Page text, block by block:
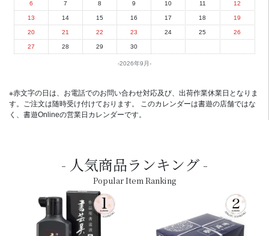
2026年9月
6 7 8 9 10 11 12
13 14 15 16 17 18 19
20 21 22 23 24 25 26
27 28 29 30
※赤文字の日は、お電話でのお問い合わせ対応及び、出荷作業休業日となりま
す。ご注文は随時受け付けております。 このカレンダーは書遊の店舗ではな
く、書遊Onlineの営業日カレンダーです。
人気商品ランキング
Popular Item Ranking